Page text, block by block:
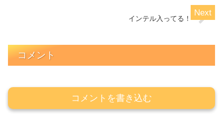
インテル入ってる！
コメント
コメントを書き込む